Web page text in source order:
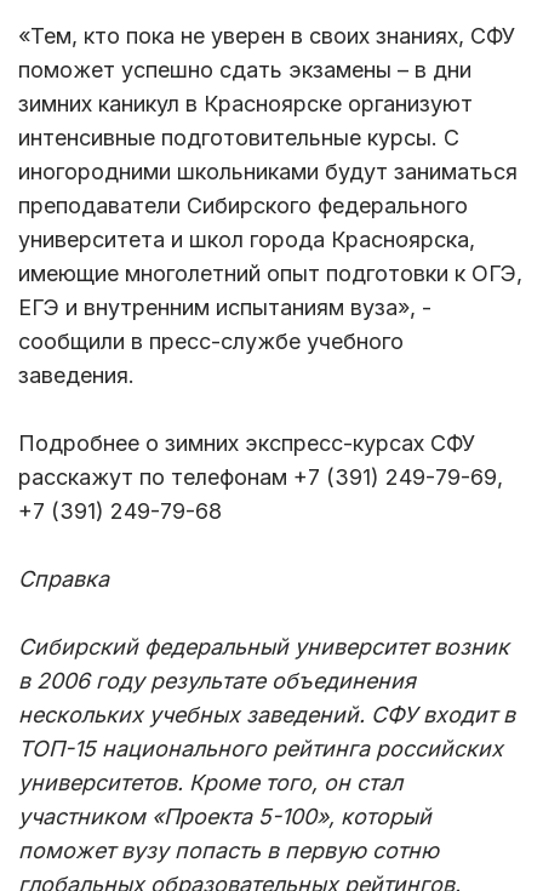
«Тем, кто пока не уверен в своих знаниях, СФУ
поможет успешно сдать экзамены – в дни
зимних каникул в Красноярске организуют
интенсивные подготовительные курсы. С
иногородними школьниками будут заниматься
преподаватели Сибирского федерального
университета и школ города Красноярска,
имеющие многолетний опыт подготовки к ОГЭ,
ЕГЭ и внутренним испытаниям вуза», -
сообщили в пресс-службе учебного
заведения.
Подробнее о зимних экспресс-курсах СФУ
расскажут по телефонам +7 (391) 249-79-69,
+7 (391) 249-79-68
Справка
Сибирский федеральный университет возник
в 2006 году результате объединения
нескольких учебных заведений. СФУ входит в
ТОП-15 национального рейтинга российских
университетов. Кроме того, он стал
участником «Проекта 5-100», который
поможет вузу попасть в первую сотню
глобальных образовательных рейтингов.